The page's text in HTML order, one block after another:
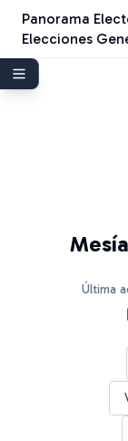
Panorama
Elecciones
Última